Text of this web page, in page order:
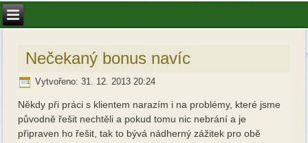
Nečekaný bonus navíc
Vytvořeno: 31. 12. 2013 20:24
Někdy při práci s klientem narazím i na problémy, které jsme
původně řešit nechtěli a pokud tomu nic nebrání a je
připraven ho řešit, tak to bývá nádherný zážitek pro obě